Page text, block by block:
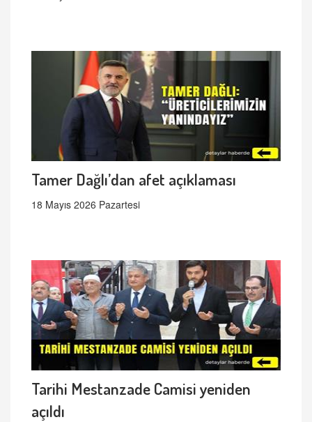
Tamer Dağlı’dan afet açıklaması
18 Mayıs 2026 Pazartesi
Tarihi Mestanzade Camisi yeniden
açıldı